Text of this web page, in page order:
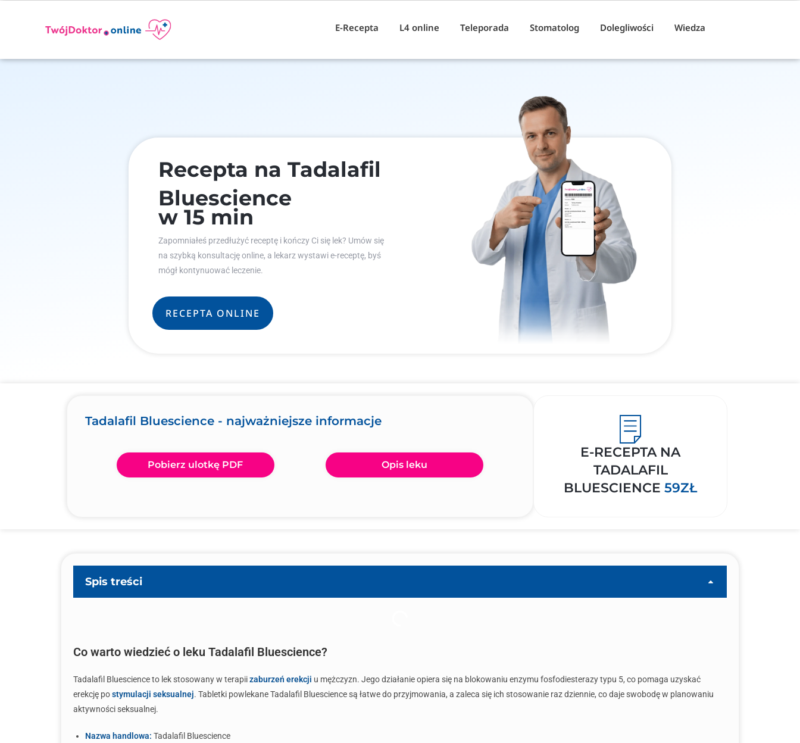
E-Recepta L4 online Teleporada Stomatolog Dolegliwości Wiedza
Recepta na Tadalafil
Bluescience
w 15 min
Zapomniałeś przedłużyć receptę i kończy Ci się lek? Umów się
na szybką konsultację online, a lekarz wystawi e-receptę, byś
mógł kontynuować leczenie.
RECEPTA ONLINE
Tadalafil Bluescience - najważniejsze informacje
Pobierz ulotkę PDF Opis leku
E-RECEPTA NA
TADALAFIL
BLUESCIENCE 59ZŁ
Spis treści
Co warto wiedzieć o leku Tadalafil Bluescience?
Tadalafil Bluescience to lek stosowany w terapiizaburzeń erekcji u mężczyzn. Jego działanie opiera się na blokowaniu enzymu fosfodiesterazy typu 5, co pomaga uzyskać
erekcję postymulacji seksualnej. Tabletki powlekane Tadalafil Bluescience są łatwe do przyjmowania, a zaleca się ich stosowanie raz dziennie, co daje swobodę w planowaniu
aktywności seksualnej.
Nazwa handlowa: Tadalafil Bluescience